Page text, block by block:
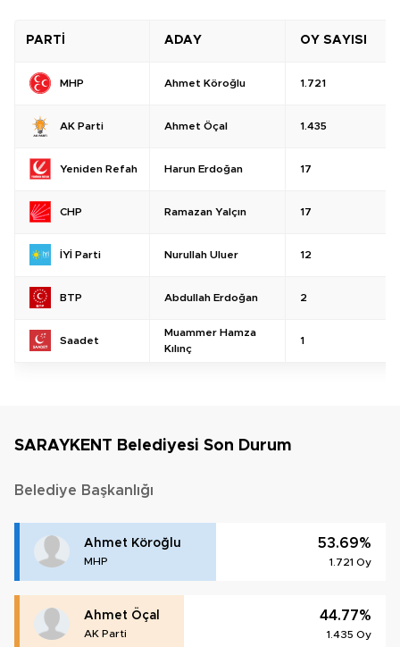
PARTİ ADAY OY SAYISI
MHP Ahmet Köroğlu 1.721
AK Parti Ahmet Öçal 1.435
Yeniden Refah Harun Erdoğan 17
CHP Ramazan Yalçın 17
İYİ Parti Nurullah Uluer 12
BTP Abdullah Erdoğan 2
Saadet
Muammer Hamza
Kılınç
1
SARAYKENT Belediyesi Son Durum
Belediye Başkanlığı
Ahmet Köroğlu
MHP
53.69%
1.721 Oy
Ahmet Öçal
AK Parti
44.77%
1.435 Oy